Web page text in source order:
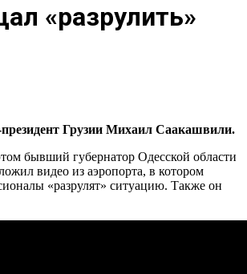
«разрулить»
Грузии Михаил Саакашвили.
бывший губернатор Одесской области
видео из аэропорта, в котором
«разрулят» ситуацию. Также он